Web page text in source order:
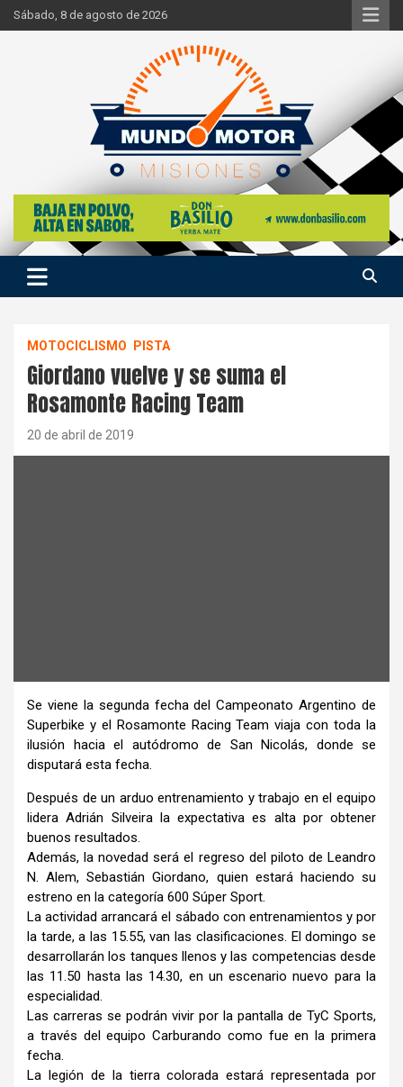
Skip
to
Sábado, 8 de agosto de 2026
Mundo Motor Misiones
Si hay ruido de motores ahí estaremos
MOTOCICLISMO PISTA
Giordano vuelve y se suma el
Rosamonte Racing Team
20 de abril de 2019
Se viene la segunda fecha del Campeonato Argentino de
Superbike y el Rosamonte Racing Team viaja con toda la
ilusión hacia el autódromo de San Nicolás, donde se
disputará esta fecha.
Después de un arduo entrenamiento y trabajo en el equipo
lidera Adrián Silveira la expectativa es alta por obtener
buenos resultados.
Además, la novedad será el regreso del piloto de Leandro
N. Alem, Sebastián Giordano, quien estará haciendo su
estreno en la categoría 600 Súper Sport.
La actividad arrancará el sábado con entrenamientos y por
la tarde, a las 15.55, van las clasificaciones. El domingo se
desarrollarán los tanques llenos y las competencias desde
las 11.50 hasta las 14.30, en un escenario nuevo para la
especialidad.
Las carreras se podrán vivir por la pantalla de TyC Sports,
a través del equipo Carburando como fue en la primera
fecha.
La legión de la tierra colorada estará representada por